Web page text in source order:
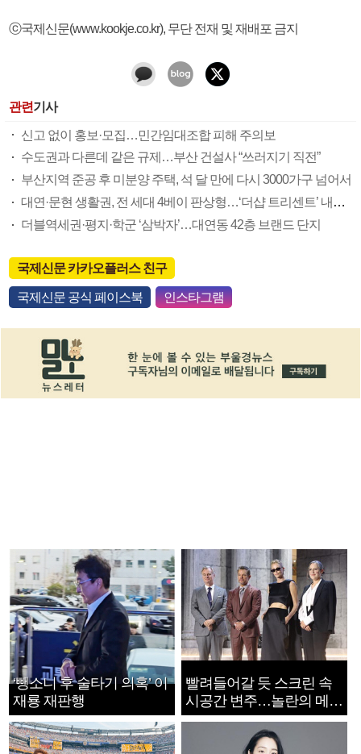
ⓒ국제신문(www.kookje.co.kr), 무단 전재 및 재배포 금지
관련기사
신고 없이 홍보·모집…민간임대조합 피해 주의보
수도권과 다른데 같은 규제…부산 건설사 “쓰러지기 직전”
부산지역 준공 후 미분양 주택, 석 달 만에 다시 3000가구 넘어서
대연·문현 생활권, 전 세대 4베이 판상형…‘더샵 트리센트’ 내달 분양
더블역세권·평지·학군 ‘삼박자’…대연동 42층 브랜드 단지
국제신문 카카오플러스 친구
국제신문 공식 페이스북 인스타그램
‘뺑소니 후 술타기 의혹’ 이
재룡 재판행
빨려들어갈 듯 스크린 속
시공간 변주…놀란의 메시
지는 ‘전쟁 속죄’